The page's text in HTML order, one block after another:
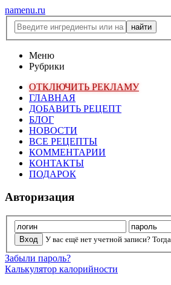
namenu.ru
Меню
Рубрики
ОТКЛЮЧИТЬ РЕКЛАМУ
ГЛАВНАЯ
ДОБАВИТЬ РЕЦЕПТ
БЛОГ
НОВОСТИ
ВСЕ РЕЦЕПТЫ
КОММЕНТАРИИ
КОНТАКТЫ
ПОДАРОК
Авторизация
У вас ещё нет учетной записи? Тогда
Забыли пароль?
Калькулятор калорийности